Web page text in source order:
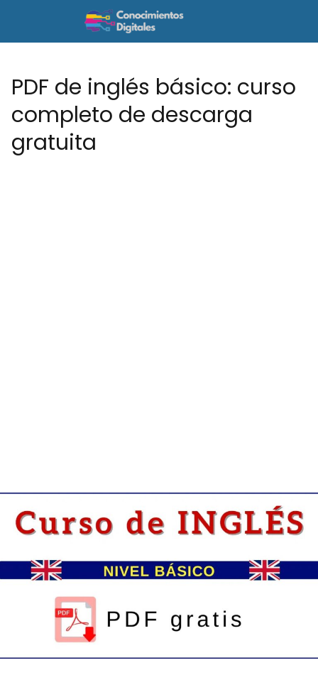
PDF de inglés básico: curso
completo de descarga
gratuita